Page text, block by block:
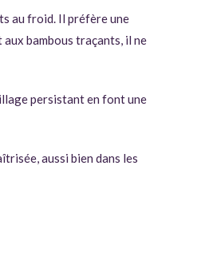
au froid. Il préfère une
bambous traçants, il ne
persistant en font une
aussi bien dans les